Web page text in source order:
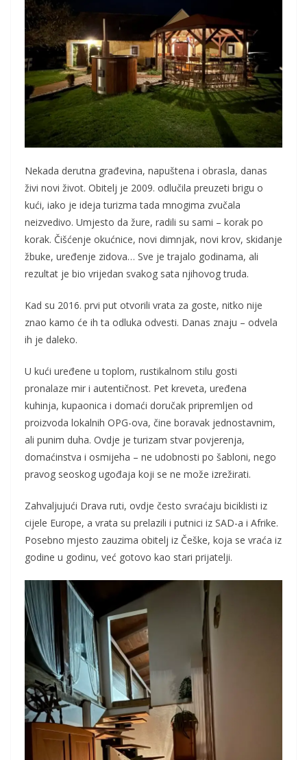
Nekada derutna građevina, napuštena i obrasla, danas
živi novi život. Obitelj je 2009. odlučila preuzeti brigu o
kući, iako je ideja turizma tada mnogima zvučala
neizvedivo. Umjesto da žure, radili su sami – korak po
korak. Čišćenje okućnice, novi dimnjak, novi krov, skidanje
žbuke, uređenje zidova… Sve je trajalo godinama, ali
rezultat je bio vrijedan svakog sata njihovog truda.
Kad su 2016. prvi put otvorili vrata za goste, nitko nije
znao kamo će ih ta odluka odvesti. Danas znaju – odvela
ih je daleko.
U kući uređene u toplom, rustikalnom stilu gosti
pronalaze mir i autentičnost. Pet kreveta, uređena
kuhinja, kupaonica i domaći doručak pripremljen od
proizvoda lokalnih OPG-ova, čine boravak jednostavnim,
ali punim duha. Ovdje je turizam stvar povjerenja,
domaćinstva i osmijeha – ne udobnosti po šabloni, nego
pravog seoskog ugođaja koji se ne može izrežirati.
Zahvaljujući Drava ruti, ovdje često svraćaju biciklisti iz
cijele Europe, a vrata su prelazili i putnici iz SAD-a i Afrike.
Posebno mjesto zauzima obitelj iz Češke, koja se vraća iz
godine u godinu, već gotovo kao stari prijatelji.